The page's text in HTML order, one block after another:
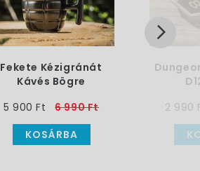
Fekete Kézigránát
Kávés Bögre
5 900 Ft
6 990 Ft
KOSÁRBA
2 990